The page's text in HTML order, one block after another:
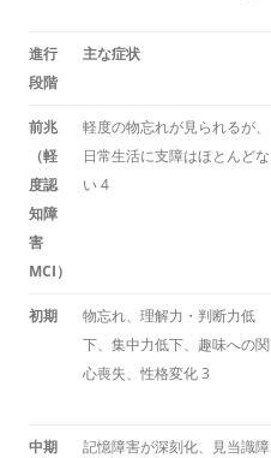
進行
段階
主な症状
前兆
（軽
度認
知障
害
MCI）
軽度の物忘れが見られるが、
日常生活に支障はほとんどな
い4
初期
物忘れ、理解力・判断力低
下、集中力低下、趣味への関
心喪失、性格変化3
中期
記憶障害が深刻化、見当識障